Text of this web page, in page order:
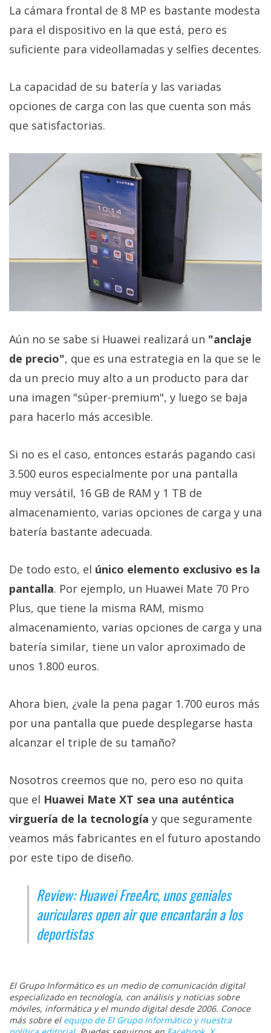
La cámara frontal de 8 MP es bastante modesta
para el dispositivo en la que está, pero es
suficiente para videollamadas y selfies decentes.
La capacidad de su batería y las variadas
opciones de carga con las que cuenta son más
que satisfactorias.
Aún no se sabe si Huawei realizará un "anclaje
de precio", que es una estrategia en la que se le
da un precio muy alto a un producto para dar
una imagen "súper-premium", y luego se baja
para hacerlo más accesible.
Si no es el caso, entonces estarás pagando casi
3.500 euros especialmente por una pantalla
muy versátil, 16 GB de RAM y 1 TB de
almacenamiento, varias opciones de carga y una
batería bastante adecuada.
De todo esto, el único elemento exclusivo es la
pantalla. Por ejemplo, un Huawei Mate 70 Pro
Plus, que tiene la misma RAM, mismo
almacenamiento, varias opciones de carga y una
batería similar, tiene un valor aproximado de
unos 1.800 euros.
Ahora bien, ¿vale la pena pagar 1.700 euros más
por una pantalla que puede desplegarse hasta
alcanzar el triple de su tamaño?
Nosotros creemos que no, pero eso no quita
que el Huawei Mate XT sea una auténtica
virguería de la tecnología y que seguramente
veamos más fabricantes en el futuro apostando
por este tipo de diseño.
Review: Huawei FreeArc, unos geniales
auriculares open air que encantarán a los
deportistas
El Grupo Informático es un medio de comunicación digital
especializado en tecnología, con análisis y noticias sobre
móviles, informática y el mundo digital desde 2006. Conoce
más sobre el equipo de El Grupo Informático y nuestra